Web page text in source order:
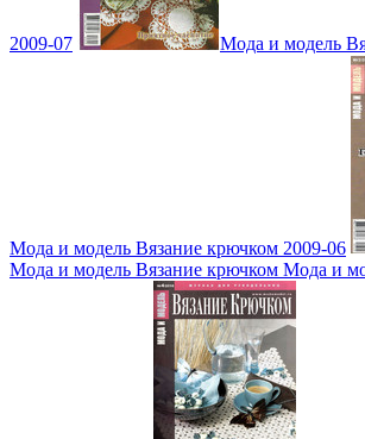
2009-07 Мода и модель
Мода и модель Вязание крючком 2009-06
Мода и модель Вязание крючком Мода и